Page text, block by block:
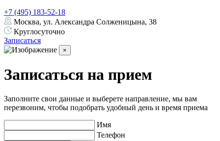
+7 (495) 183-52-18
Москва, ул. Александра Солженицына, 38
Круглосуточно
Записаться
×
Записаться на прием
Заполните свои данные и выберете направление, мы вам
перезвоним, чтобы подобрать удобный день и время приема
Имя
Телефон